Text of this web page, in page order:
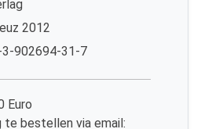
2012
3-902694-31-7
Euro
te bestellen via email: